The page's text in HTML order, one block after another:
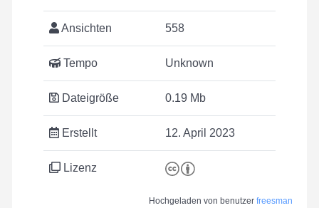
Ansichten 558
Tempo Unknown
Dateigröße 0.19 Mb
Erstellt 12. April 2023
Lizenz
Hochgeladen von benutzer freesman